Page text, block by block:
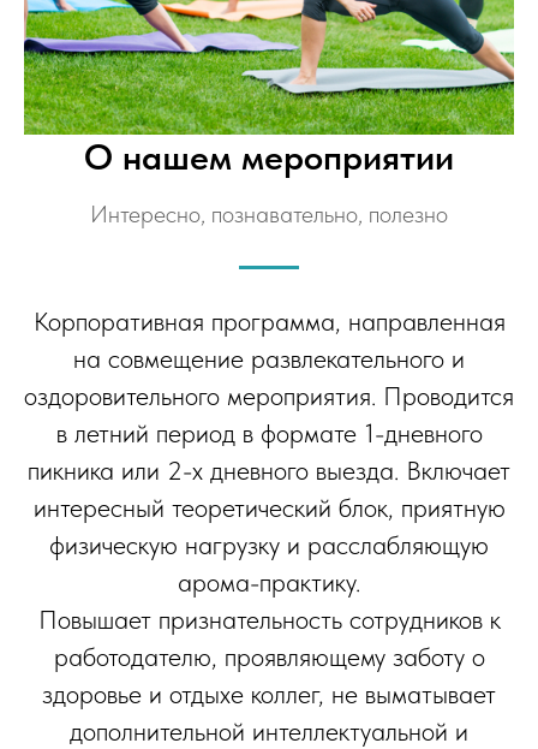
О нашем мероприятии
Интересно, познавательно, полезно
Корпоративная программа, направленная
на совмещение развлекательного и
оздоровительного мероприятия. Проводится
в летний период в формате 1-дневного
пикника или 2-х дневного выезда. Включает
интересный теоретический блок, приятную
физическую нагрузку и расслабляющую
арома-практику.
Повышает признательность сотрудников к
работодателю, проявляющему заботу о
здоровье и отдыхе коллег, не выматывает
дополнительной интеллектуальной и